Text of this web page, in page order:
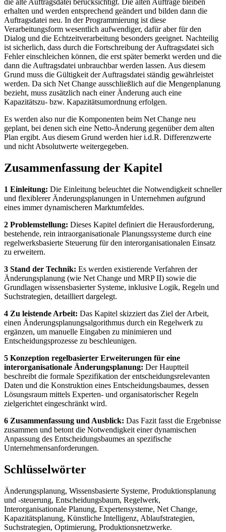
die alte Auftragsdatei berücksichtigt. Die alten Aufträge bleiben
erhalten und werden entsprechend geändert und bilden dann die
Auftragsdatei neu. In der Programmierung ist diese
Verarbeitungsform wesentlich aufwendiger, dafür aber für den
Dialog und die Echtzeitverarbeitung besonders geeignet. Nachteilig
ist sicherlich, dass durch die Fortschreibung der Auftragsdatei sich
Fehler einschleichen können, die erst später bemerkt werden und die
dann die Auftragsdatei unbrauchbar werden lassen. Aus diesem
Grund muss die Gültigkeit der Auftragsdatei ständig gewährleistet
werden. Da sich Net Change ausschließlich auf die Mengenplanung
bezieht, muss zusätzlich nach einer Änderung auch eine
Kapazitätszu- bzw. Kapazitätsumordnung erfolgen.
Es werden also nur die Komponenten beim Net Change neu
geplant, bei denen sich eine Netto-Änderung gegenüber dem alten
Plan ergibt. Aus diesem Grund werden hier i.d.R. Differenzwerte
und nicht Absolutwerte weitergegeben.
Zusammenfassung der Kapitel
1 Einleitung: Die Einleitung beleuchtet die Notwendigkeit schneller
und flexiblerer Änderungsplanungen in Unternehmen aufgrund
eines immer dynamischeren Marktumfeldes.
2 Problemstellung: Dieses Kapitel definiert die Herausforderung,
bestehende, rein intraorganisationale Planungssysteme durch eine
regelwerksbasierte Steuerung für den interorganisationalen Einsatz
zu erweitern.
3 Stand der Technik: Es werden existierende Verfahren der
Änderungsplanung (wie Net Change und MRP II) sowie die
Grundlagen wissensbasierter Systeme, inklusive Logik, Regeln und
Suchstrategien, detailliert dargelegt.
4 Zu leistende Arbeit: Das Kapitel skizziert das Ziel der Arbeit,
einen Änderungsplanungsalgorithmus durch ein Regelwerk zu
ergänzen, um manuelle Eingaben zu minimieren und
Entscheidungsprozesse zu beschleunigen.
5 Konzeption regelbasierter Erweiterungen für eine
interorganisationale Änderungsplanung: Der Hauptteil
beschreibt die formale Spezifikation der entscheidungsrelevanten
Daten und die Konstruktion eines Entscheidungsbaumes, dessen
Lösungsraum mittels Experten- und organisatorischer Regeln
zielgerichtet eingeschränkt wird.
6 Zusammenfassung und Ausblick: Das Fazit fasst die Ergebnisse
zusammen und betont die Notwendigkeit einer dynamischen
Anpassung des Entscheidungsbaumes an spezifische
Unternehmensanforderungen.
Schlüsselwörter
Änderungsplanung, Wissensbasierte Systeme, Produktionsplanung
und -steuerung, Entscheidungsbaum, Regelwerk,
Interorganisationale Planung, Expertensysteme, Net Change,
Kapazitätsplanung, Künstliche Intelligenz, Ablaufstrategien,
Suchstrategien, Optimierung, Produktionsnetzwerke.